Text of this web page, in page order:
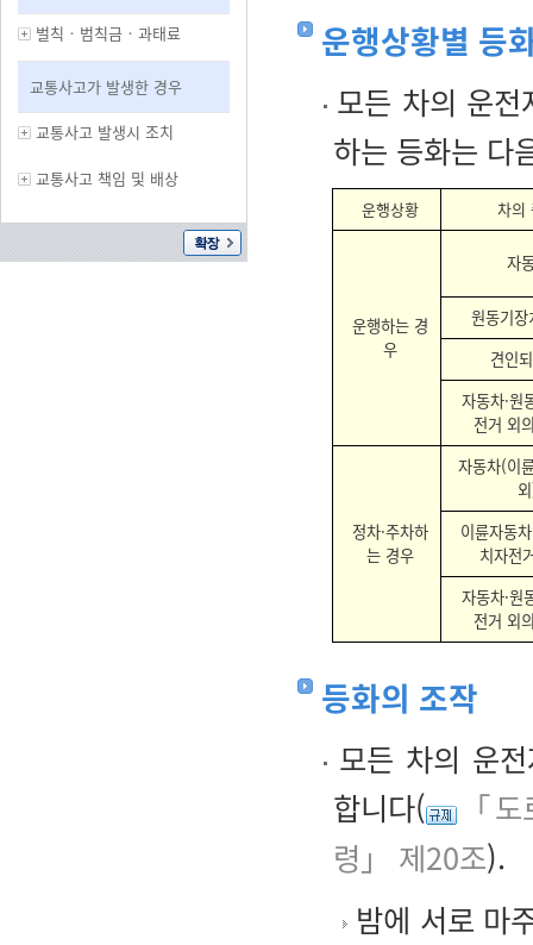
벌칙‧범칙금‧과태료
교통사고가 발생한 경우
교통사고 발생시 조치
교통사고 책임 및 배상
운행상황별 등
모든 차의 운
하는 등화는 다
운행상황 차의
운행하는 경
우
자
원동기장
견인
자동차·원
전거 외
정차·주차하
는 경우
자동차(이
이륜자동
치자전
자동차·원
전거 외
등화의 조작
모든 차의 운
합니다(
「
령」 제20조).
밤에 서로 마